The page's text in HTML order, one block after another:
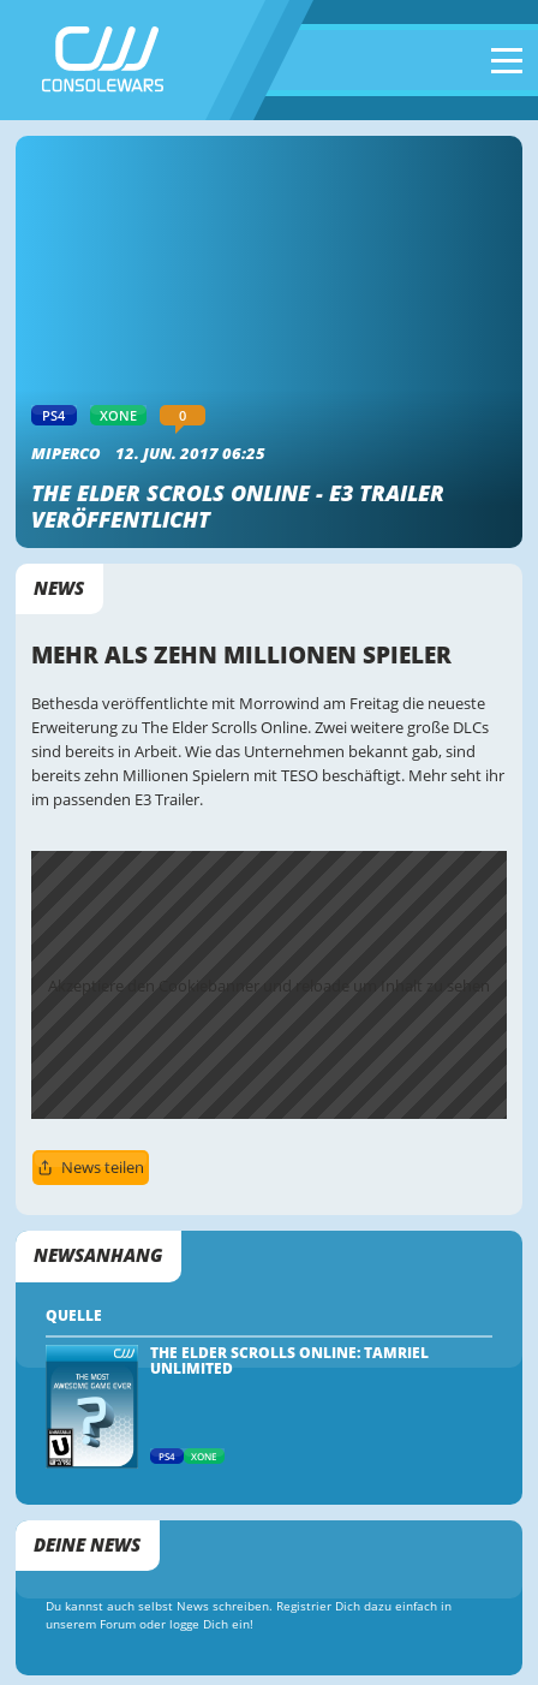
PS4 XONE 0
MIPERCO 12. JUN. 2017 06:25
THE ELDER SCROLS ONLINE - E3 TRAILER
VERÖFFENTLICHT
NEWS
MEHR ALS ZEHN MILLIONEN SPIELER
Bethesda veröffentlichte mit Morrowind am Freitag die neueste
Erweiterung zu The Elder Scrolls Online. Zwei weitere große DLCs
sind bereits in Arbeit. Wie das Unternehmen bekannt gab, sind
bereits zehn Millionen Spielern mit TESO beschäftigt. Mehr seht ihr
im passenden E3 Trailer.
Akzeptiere den Cookiebanner und reloade um Inhalt zu sehen
News teilen
NEWSANHANG
QUELLE
THE ELDER SCROLLS ONLINE: TAMRIEL
UNLIMITED
PS4 XONE
DEINE NEWS
Du kannst auch selbst News schreiben. Registrier Dich dazu einfach in
unserem Forum oder logge Dich ein!